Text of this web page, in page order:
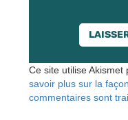
Ce site utilise
savoir plus sur la
commentaires sont